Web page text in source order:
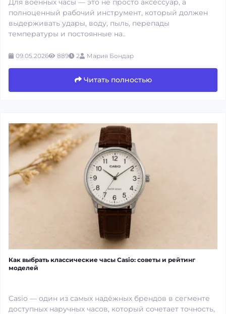
полноценный рабочий инструмент, который должен
выдерживать удары, воду, пыль, перепады
температуры и постоянные на..
09.05.2026 889 2 Мария Бондар
Читать полностью
Как выбрать классические часы Casio: советы и рейтинг
моделей
Casio — один из самых надёжных брендов в сегменте
доступных наручных часов, который сочетает точность,